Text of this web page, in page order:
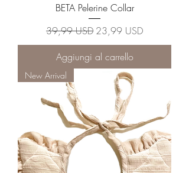
BETA Pelerine Collar
Prezzo regolare
39,99 USD Prezzo scontato
23,99 USD
Aggiungi al carrello
New Arrival